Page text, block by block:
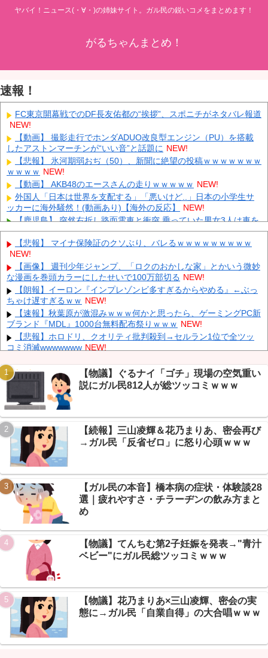
ヤバイ！ニュース(・∀・)の姉妹サイト。ガル民の鋭いコメをまとめます！
がるちゃんまとめ！
速報！
FC東京開幕戦でのDF長友佑都の“挨拶”、スポニチがネタバレ報道
NEW!
【動画】 撮影走行でホンダADUO改良型エンジン（PU）を搭載
したアストンマーチンが“いい音”と話題に NEW!
【悲報】 氷河期弱おぢ（50）、新聞に絶望の投稿ｗｗｗｗｗｗｗ
ｗｗｗｗ NEW!
【動画】 AKB48のエースさんの走りｗｗｗｗｗ NEW!
外国人「日本は世界を支配する」「悪いけど..」日本の小学生サ
ッカーに海外騒然！(動画あり)【海外の反応】
NEW!
【鹿児島】 突然右折し路面電車と衝突 乗っていた男女3人は車を
放置しダッシュで逃走中 NEW!
"テレビ大好き"高齢者の「テレビ離れ」が始まった NEW!
【イオンモール熊本】 一転して話が変わってくる「従業員の避難
誘導の証言が複数」イオン側が社内規定に抵触していた疑い NEW!
1944年7月、グアム島に上陸作戦を展開する米海兵隊を空撮！
NEW!
【画像】 農家ワイが作ったタマネギ、お前らの想像する1.5倍は
デカいぞ
NEW!
Powered by livedoor 相互RSS
【悲報】 マイナ保険証のクソぶり、バレるｗｗｗｗｗｗｗｗｗ
NEW!
【画像】 週刊少年ジャンプ、「ロクのおかしな家」とかいう微妙
な漫画を巻頭カラーにしたせいで100万部切る NEW!
【朗報】イーロン『インプレゾンビ多すぎるからやめる』←ぶっ
ちゃけ遅すぎるｗｗ NEW!
【速報】秋葉原が激混みｗｗｗ何かと思ったら、ゲーミングPC新
ブランド『MDL』1000台無料配布祭りｗｗｗ NEW!
【悲報】ホロドリ、クオリティ批判殺到→セルラン1位で全ツッ
コミ消滅wwwwwww NEW!
なったり、ぶち切れたり、これもう革命ですｗｗｗ NEW!
飲み屋でケンカした相手をコロした男の弁護をした。そして数年
後、因果応報を思わせる出来事が…
【警告】 医師「米国では”ヘロインと同じくらいヤバい薬”が日本
では平気で処方されてる」 NEW!
【悲報】 夏のピーク、もう終わってたｗｗｗｗｗ NEW!
【まとめ】うさぎ天国で異変→過剰な餌やりが招いた”猪の逆
襲”にニュー速+民驚愕ｗｗｗ
Powered by livedoor 相互RSS
【物議】ぐるナイ「ゴチ」現場の空気重い
説にガル民812人が総ツッコミｗｗｗ
【続報】三山凌輝＆花乃まりあ、密会再び
→ガル民「反省ゼロ」に怒り心頭ｗｗｗ
【ガル民の本音】橋本病の症状・体験談28
選｜疲れやすさ・チラーヂンの飲み方まと
め
【物議】てんちむ第2子妊娠を発表→"青汁
ベビー"にガル民総ツッコミｗｗｗ
【物議】花乃まりあ×三山凌輝、密会の実
態に→ガル民「自業自得」の大合唱ｗｗｗ